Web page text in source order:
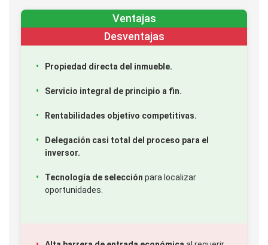
Ventajas
Desventajas
Propiedad directa del inmueble.
Servicio integral de principio a fin.
Rentabilidades objetivo competitivas.
Delegación casi total del proceso para el
inversor.
Tecnología de selección para localizar
oportunidades.